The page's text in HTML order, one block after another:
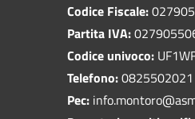
Codice Fiscale:
Partita IVA:
Codice univoco:
Telefono:0825502021
Pec: